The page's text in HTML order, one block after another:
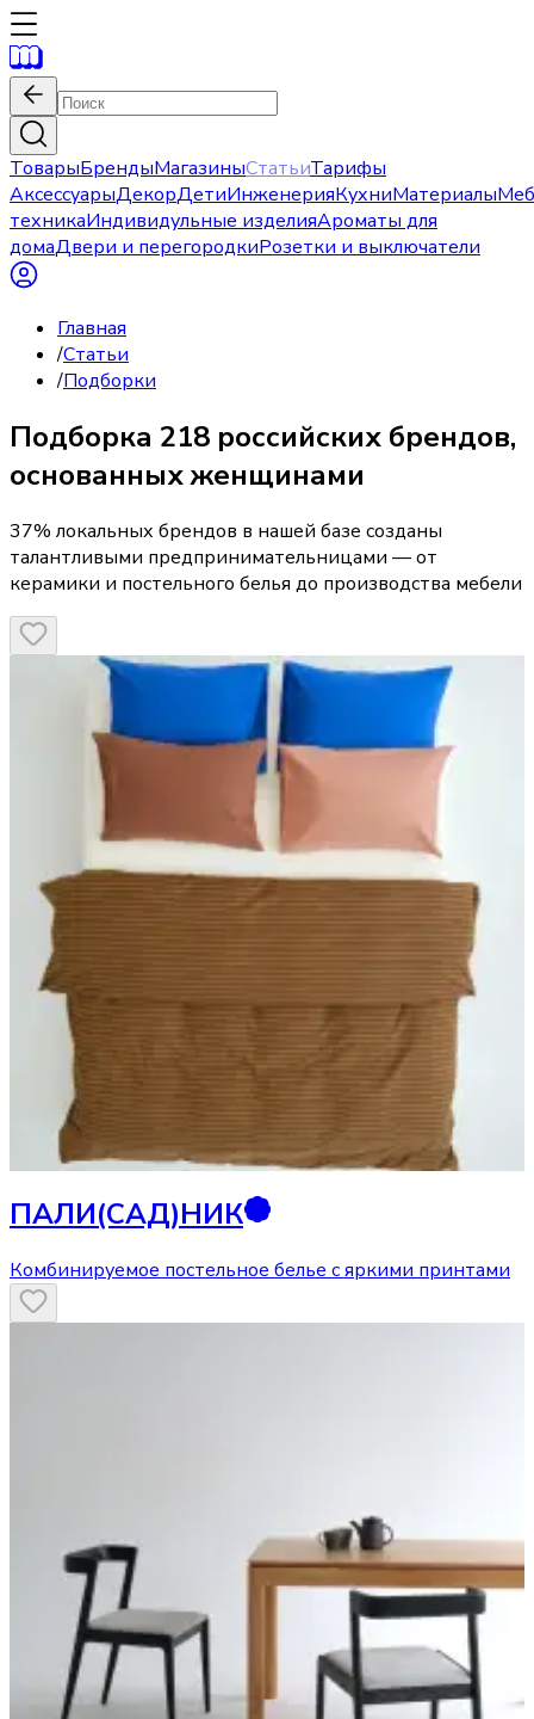
ТоварыБрендыМагазиныСтатьиТарифы
АксессуарыДекорДетиИнженерияКухниМатериалы
техникаИндивидульные изделияАроматы для
домаДвери и перегородкиРозетки и выключатели
Главная
/Статьи
/Подборки
Подборка 218 российских брендов,
основанных женщинами
37% локальных брендов в нашей базе созданы
талантливыми предпринимательницами — от
керамики и постельного белья до производства мебели
ПАЛИ(САД)НИК
Комбинируемое постельное белье с яркими принтами